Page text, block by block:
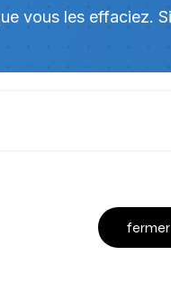
vous les effaciez.
fermer